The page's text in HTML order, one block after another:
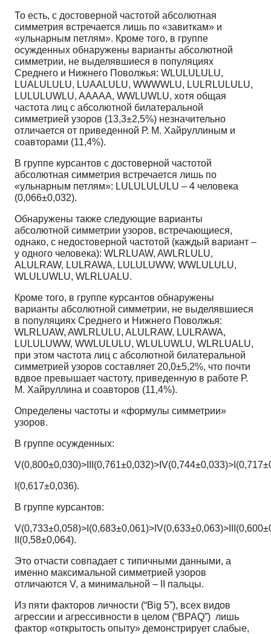
То есть, с достоверной частотой абсолютная
симметрия встречается лишь по «завиткам» и
«ульнарным петлям». Кроме того, в группе
осужденных обнаружены варианты абсолютной
симметрии, не выделявшиеся в популяциях
Среднего и Нижнего Поволжья: WLULULULU,
LUALULULU, LUAALULU, WWWWLU, LULRLULULU,
LULULUWLU, AAAAA, WWLUWLU, хотя общая
частота лиц с абсолютной билатеральной
симметрией узоров (13,3±2,5%) незначительно
отличается от приведенной Р. М. Хайруллиным и
соавторами (11,4%).
В группе курсантов с достоверной частотой
абсолютная симметрия встречается лишь по
«ульнарным петлям»: LULULULULU – 4 человека
(0,066±0,032).
Обнаружены также следующие варианты
абсолютной симметрии узоров, встречающиеся,
однако, с недостоверной частотой (каждый вариант –
у одного человека): WLRLUAW, AWLRLULU,
ALULRAW, LULRAWA, LULULUWW, WWLULULU,
WLULUWLU, WLRLUALU.
Кроме того, в группе курсантов обнаружены
варианты абсолютной симметрии, не выделявшиеся
в популяциях Среднего и Нижнего Поволжья:
WLRLUAW, AWLRLULU, ALULRAW, LULRAWA,
LULULUWW, WWLULULU, WLULUWLU, WLRLUALU,
при этом частота лиц с абсолютной билатеральной
симметрией узоров составляет 20,0±5,2%, что почти
вдвое превышает частоту, приведенную в работе Р.
М. Хайруллина и соавторов (11,4%).
Определены частоты и «формулы симметрии»
узоров.
В группе осужденных:
I(0,617±0,036).
В группе курсантов:
II(0,58±0,064).
Это отчасти совпадает с типичными данными, а
именно максимальной симметрией узоров
отличаются V, а минимальной – II пальцы.
Из пяти факторов личности (“Big 5”), всех видов
агрессии и агрессивности в целом (“BPAQ”) лишь
фактор «открытость опыту» демонстрирует слабые,